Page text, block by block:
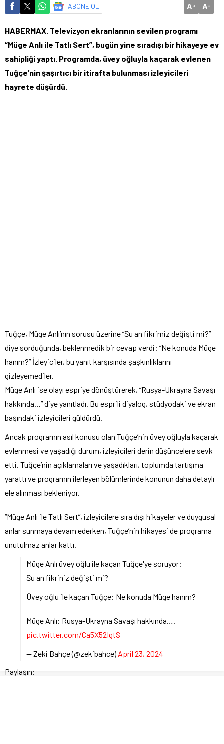
ABONE OL A+ A-
HABERMAX. Televizyon ekranlarının sevilen programı
“Müge Anlı ile Tatlı Sert”, bugün yine sıradışı bir hikayeye ev
sahipliği yaptı. Programda, üvey oğluyla kaçarak evlenen
Tuğçe’nin şaşırtıcı bir itirafta bulunması izleyicileri
hayrete düşürdü.
Tuğçe, Müge Anlı’nın sorusu üzerine “Şu an fikrimiz değişti mi?”
diye sorduğunda, beklenmedik bir cevap verdi: “Ne konuda Müge
hanım?” İzleyiciler, bu yanıt karşısında şaşkınlıklarını
gizleyemediler.
Müge Anlı ise olayı espriye dönüştürerek, “Rusya-Ukrayna Savaşı
hakkında…” diye yanıtladı. Bu esprili diyalog, stüdyodaki ve ekran
başındaki izleyicileri güldürdü.
Ancak programın asıl konusu olan Tuğçe’nin üvey oğluyla kaçarak
evlenmesi ve yaşadığı durum, izleyicileri derin düşüncelere sevk
etti. Tuğçe’nin açıklamaları ve yaşadıkları, toplumda tartışma
yarattı ve programın ilerleyen bölümlerinde konunun daha detaylı
ele alınması bekleniyor.
“Müge Anlı ile Tatlı Sert”, izleyicilere sıra dışı hikayeler ve duygusal
anlar sunmaya devam ederken, Tuğçe’nin hikayesi de programa
unutulmaz anlar kattı.
Müge Anlı üvey oğlu ile kaçan Tuğçe'ye soruyor:
Şu an fikriniz değişti mi?
Üvey oğlu ile kaçan Tuğçe: Ne konuda Müge hanım?
Müge Anlı: Rusya-Ukrayna Savaşı hakkında….
pic.twitter.com/Ca5X52IgtS
— Zeki Bahçe (@zekibahce) April 23, 2024
Paylaşın: